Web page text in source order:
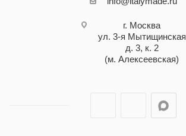
г. Москва
ул. 3-я Мытищинская
д. 3, к. 2
(м. Алексеевская)